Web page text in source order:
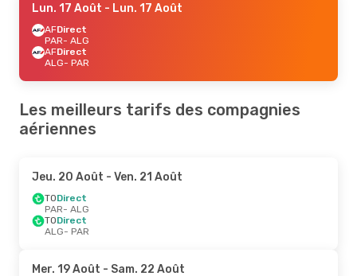
Lun. 17 Août - Lun. 17 Août
AFDirect
PAR- ALG
AFDirect
ALG- PAR
Les meilleurs tarifs des compagnies
aériennes
Jeu. 20 Août - Ven. 21 Août
TODirect
PAR- ALG
TODirect
ALG- PAR
Mer. 19 Août - Sam. 22 Août